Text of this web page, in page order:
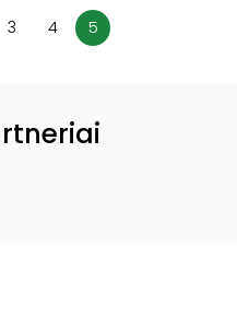
3 4 5